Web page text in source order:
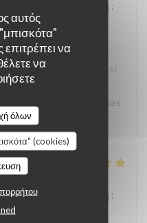
αυτός
να
να
όλων
(cookies)
Ποιότητα / Τιμή :
du client. La viande est
sont exquis ! Plus
y reviendrons dans pas
Μενού:5/5 Ποιότητα / Τιμή :